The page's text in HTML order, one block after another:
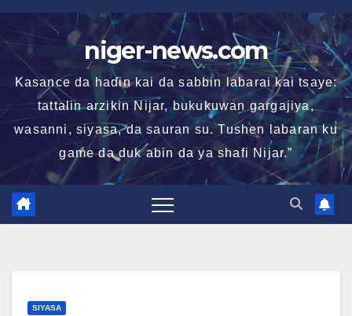
Skip
niger-news.com
Kasance da haɗin kai da sabbin labarai kai tsaye:
tattalin arzikin Nijar, bukukuwan gargajiya,
wasanni, siyasa, da sauran su. Tushen labaran ku
game da duk abin da ya shafi Nijar.”
SIYASA